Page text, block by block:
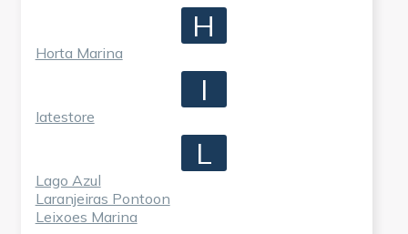
H
Horta Marina
I
Iatestore
L
Lago Azul
Laranjeiras Pontoon
Leixoes Marina